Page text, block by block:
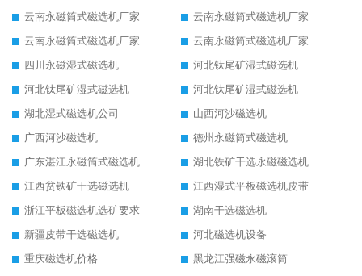
云南永磁筒式磁选机厂家
云南永磁筒式磁选机厂家
云南永磁筒式磁选机厂家
云南永磁筒式磁选机厂家
四川永磁湿式磁选机
河北钛尾矿湿式磁选机
河北钛尾矿湿式磁选机
河北钛尾矿湿式磁选机
湖北湿式磁选机公司
山西河沙磁选机
广西河沙磁选机
德州永磁筒式磁选机
广东湛江永磁筒式磁选机
湖北铁矿干选永磁磁选机
江西贫铁矿干选磁选机
江西湿式平板磁选机皮带
浙江平板磁选机选矿要求
湖南干选磁选机
新疆皮带干选磁选机
河北磁选机设备
重庆磁选机价格
黑龙江强磁永磁滚筒